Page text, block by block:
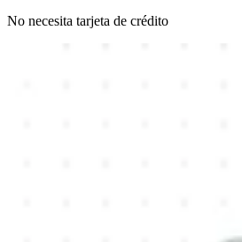
No necesita tarjeta de crédito